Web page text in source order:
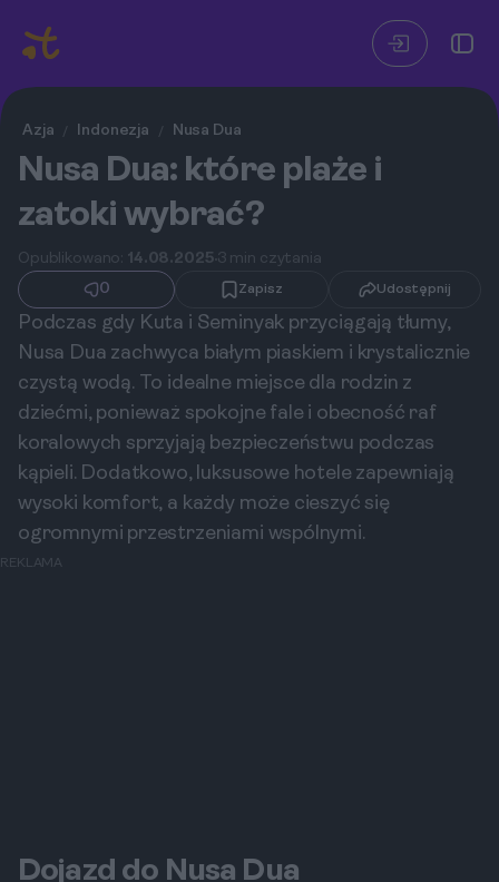
Azja / Indonezja / Nusa Dua
Nusa Dua: które plaże i
zatoki wybrać?
Opublikowano: 14.08.2025 3 min czytania
0
Zapisz Udostępnij
Podczas gdy Kuta i Seminyak przyciągają tłumy,
Nusa Dua zachwyca białym piaskiem i krystalicznie
czystą wodą. To idealne miejsce dla rodzin z
dziećmi, ponieważ spokojne fale i obecność raf
koralowych sprzyjają bezpieczeństwu podczas
kąpieli. Dodatkowo, luksusowe hotele zapewniają
wysoki komfort, a każdy może cieszyć się
ogromnymi przestrzeniami wspólnymi.
REKLAMA
Dojazd do Nusa Dua